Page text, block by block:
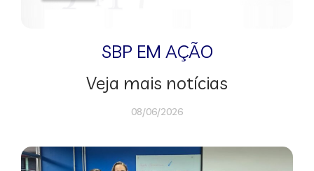
SBP EM AÇÃO
Veja mais notícias
08/06/2026